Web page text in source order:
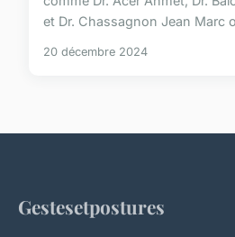
et Dr. Chassagnon Jean Marc
20 décembre 2024
Gestesetpostures